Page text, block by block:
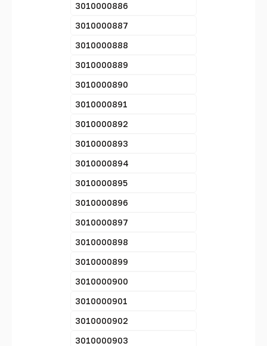
3010000886
3010000887
3010000888
3010000889
3010000890
3010000891
3010000892
3010000893
3010000894
3010000895
3010000896
3010000897
3010000898
3010000899
3010000900
3010000901
3010000902
3010000903